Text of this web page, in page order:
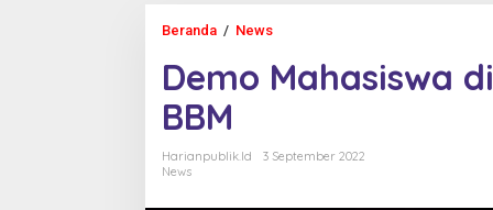
Beranda / News
m
o
h
Demo Mahasiswa
BBM
Harianpublik.id
3 September 2022
News